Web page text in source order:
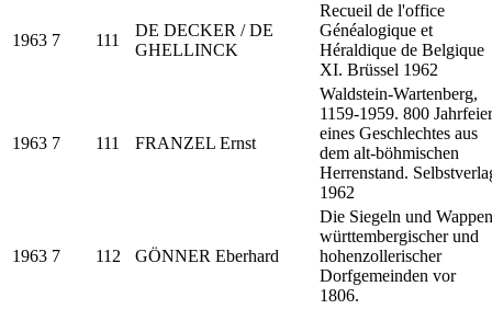
1963 7 111
DE DECKER / DE
GHELLINCK
Recueil de l'office
Généalogique et
Héraldique de Belgique
XI. Brüssel 1962
1963 7 111 FRANZEL Ernst
Waldstein-Wartenberg,
1159-1959. 800 Jahrfeier
eines Geschlechtes aus
dem alt-böhmischen
Herrenstand.
1962
1963 7 112 GÖNNER Eberhard
Die Siegeln und Wappen
württembergischer und
hohenzollerischer
Dorfgemeinden vor
1806.